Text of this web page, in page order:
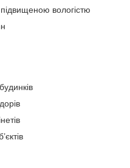
вологістю